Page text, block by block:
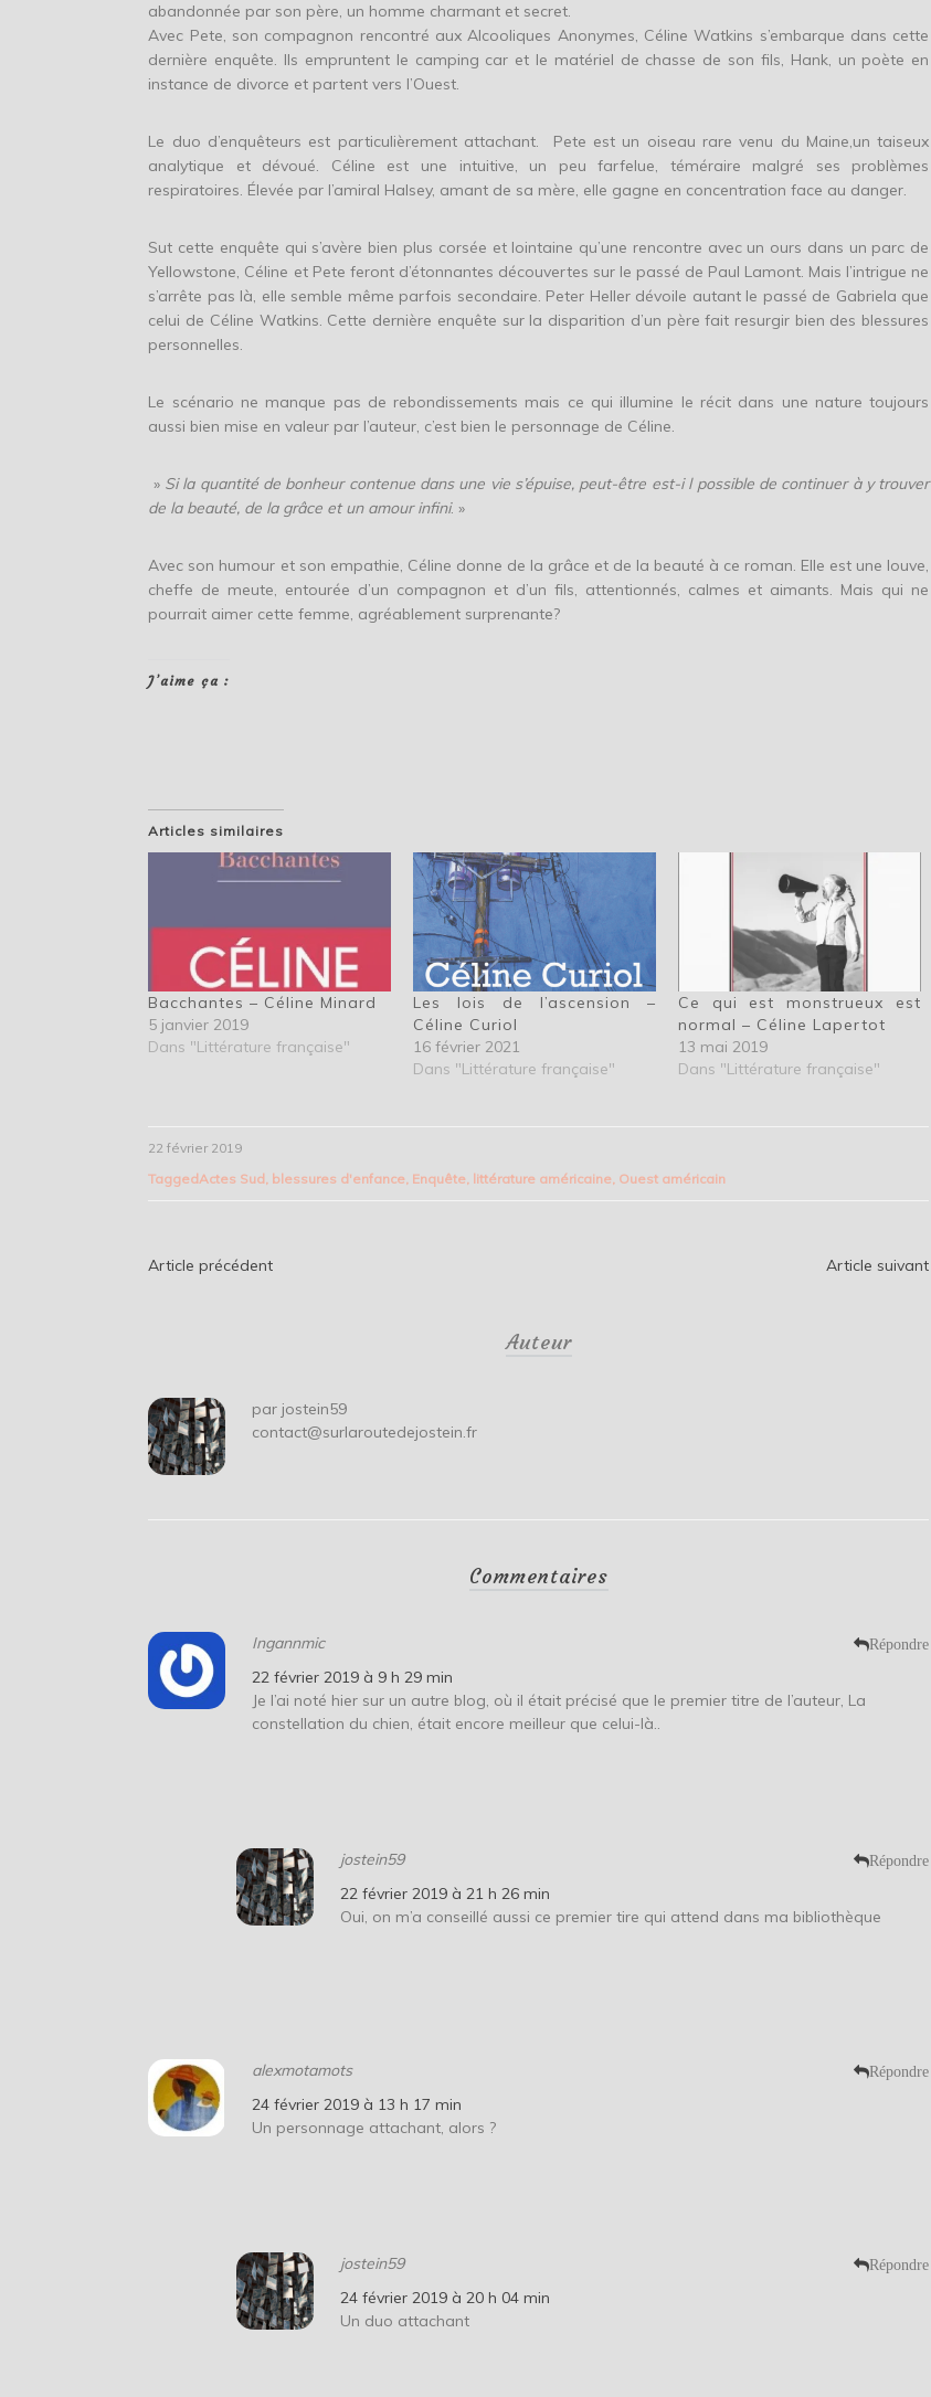
abandonnée par son père, un homme charmant et secret.
Avec Pete, son compagnon rencontré aux Alcooliques Anonymes, Céline Watkins s’embarque dans cette
dernière enquête. Ils empruntent le camping car et le matériel de chasse de son fils, Hank, un poète en
instance de divorce et partent vers l’Ouest.
Le duo d’enquêteurs est particulièrement attachant. Pete est un oiseau rare venu du Maine,un taiseux
analytique et dévoué. Céline est une intuitive, un peu farfelue, téméraire malgré ses problèmes
respiratoires. Élevée par l’amiral Halsey, amant de sa mère, elle gagne en concentration face au danger.
Sut cette enquête qui s’avère bien plus corsée et lointaine qu’une rencontre avec un ours dans un parc de
Yellowstone, Céline et Pete feront d’étonnantes découvertes sur le passé de Paul Lamont. Mais l’intrigue ne
s’arrête pas là, elle semble même parfois secondaire. Peter Heller dévoile autant le passé de Gabriela que
celui de Céline Watkins. Cette dernière enquête sur la disparition d’un père fait resurgir bien des blessures
personnelles.
Le scénario ne manque pas de rebondissements mais ce qui illumine le récit dans une nature toujours
aussi bien mise en valeur par l’auteur, c’est bien le personnage de Céline.
» Si la quantité de bonheur contenue dans une vie s’épuise, peut-être est-i l possible de continuer à y trouver
de la beauté, de la grâce et un amour infini. »
Avec son humour et son empathie, Céline donne de la grâce et de la beauté à ce roman. Elle est une louve,
cheffe de meute, entourée d’un compagnon et d’un fils, attentionnés, calmes et aimants. Mais qui ne
pourrait aimer cette femme, agréablement surprenante?
J’aime ça :
Articles similaires
Bacchantes – Céline Minard
5 janvier 2019
Dans "Littérature française"
Les lois de l’ascension –
Céline Curiol
16 février 2021
Dans "Littérature française"
Ce qui est monstrueux est
normal – Céline Lapertot
13 mai 2019
Dans "Littérature française"
22 février 2019
TaggedActes Sud, blessures d'enfance, Enquête, littérature américaine, Ouest américain
Navigation
Article précédent Article suivant
Auteur
par jostein59
contact@surlaroutedejostein.fr
Commentaires
Ingannmic Répondre
22 février 2019 à 9 h 29 min
Je l’ai noté hier sur un autre blog, où il était précisé que le premier titre de l’auteur, La
constellation du chien, était encore meilleur que celui-là..
jostein59 Répondre
22 février 2019 à 21 h 26 min
Oui, on m’a conseillé aussi ce premier tire qui attend dans ma bibliothèque
alexmotamots Répondre
24 février 2019 à 13 h 17 min
Un personnage attachant, alors ?
jostein59 Répondre
24 février 2019 à 20 h 04 min
Un duo attachant